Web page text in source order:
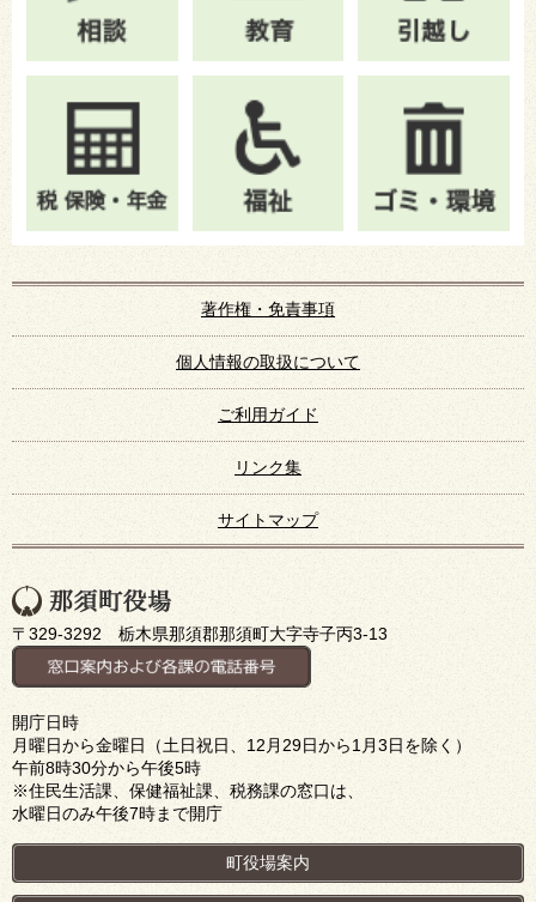
著作権・免責事項
個人情報の取扱について
ご利用ガイド
リンク集
サイトマップ
〒329-3292 栃木県那須郡那須町大字寺子丙3-13
開庁日時
月曜日から金曜日（土日祝日、12月29日から1月3日を除く）
午前8時30分から午後5時
※住民生活課、保健福祉課、税務課の窓口は、
水曜日のみ午後7時まで開庁
町役場案内